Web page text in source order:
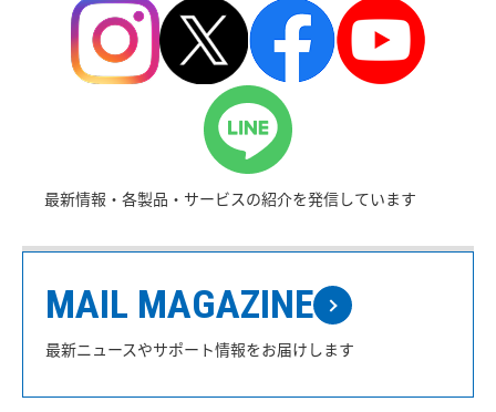
最新情報・各製品・サービスの紹介を発信しています
MAIL MAGAZINE
最新ニュースやサポート情報をお届けします